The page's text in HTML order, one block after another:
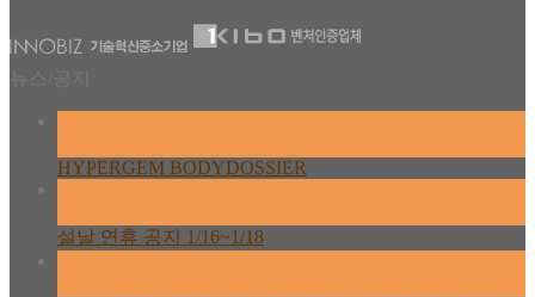
HYPERGEM BODYDOSSIER
설날 연휴 공지 1/16~1/18